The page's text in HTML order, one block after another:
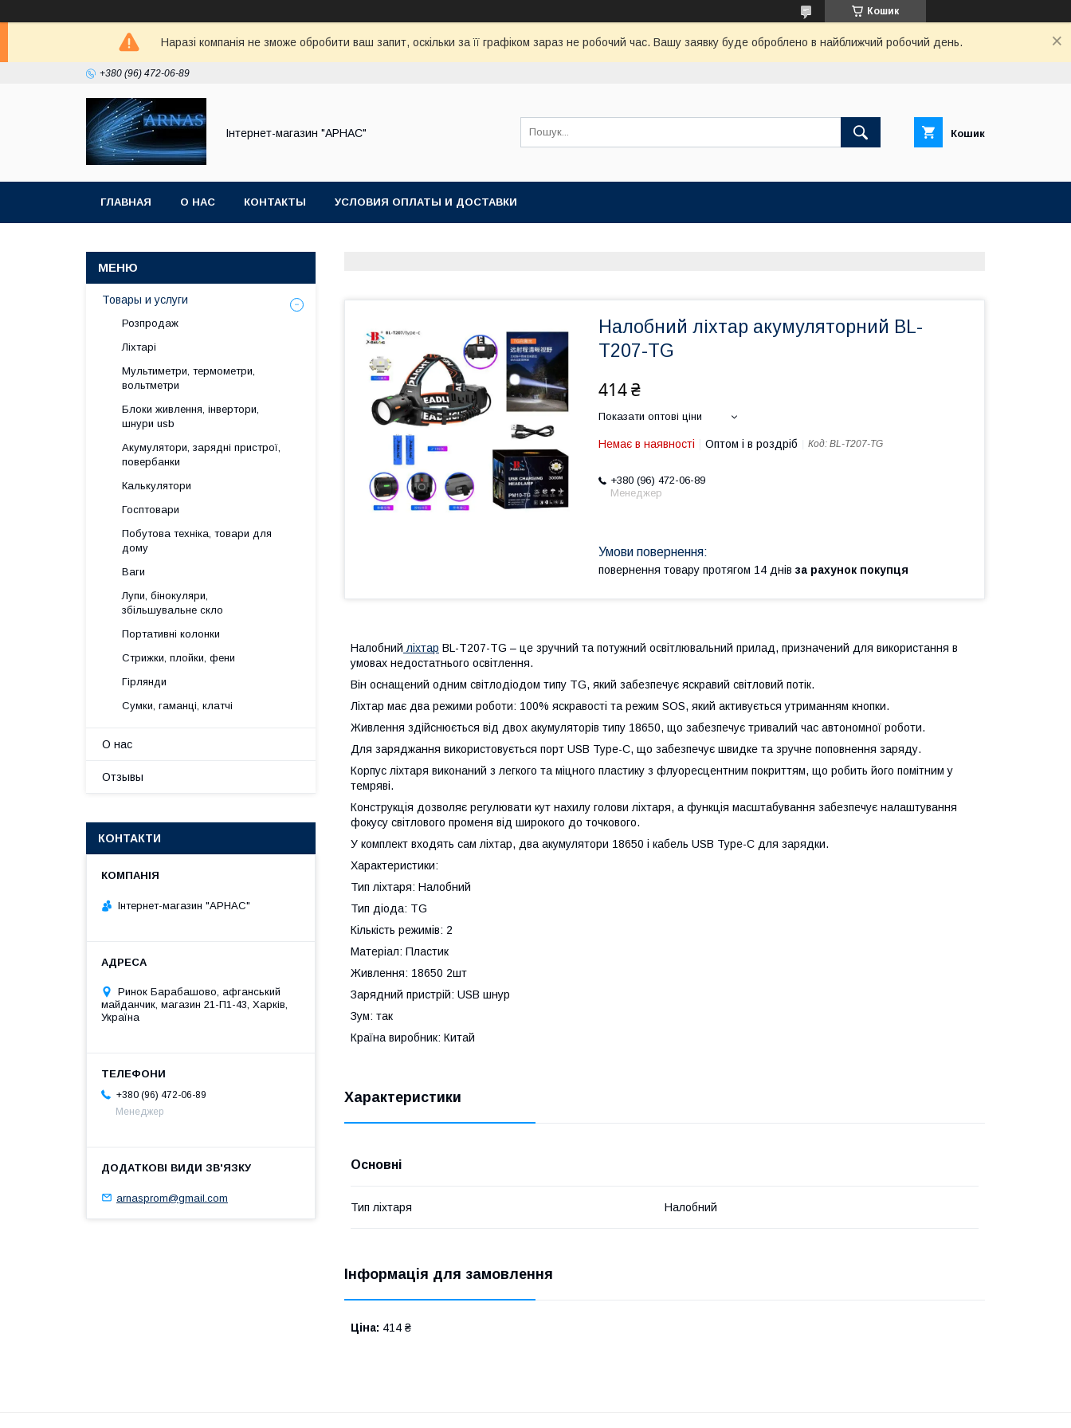
Кошик
Наразі компанія не зможе обробити ваш запит, оскільки за її графіком зараз не робочий час. Вашу заявку буде оброблено в найближчий робочий день.
+380 (96) 472-06-89
Інтернет-магазин "АРНАС" Кошик
ГЛАВНАЯ О НАС КОНТАКТЫ УСЛОВИЯ ОПЛАТЫ И ДОСТАВКИ
Налобний ліхтар акумуляторний BL-
T207-TG
414 ₴
Показати оптові ціни
Немає в наявності Оптом і в роздріб Код: BL-T207-TG
+380 (96) 472-06-89
Менеджер
повернення товару протягом 14 днів за рахунок покупця
Налобний ліхтар BL-T207-TG – це зручний та потужний освітлювальний прилад, призначений для використання в
умовах недостатнього освітлення.
Він оснащений одним світлодіодом типу TG, який забезпечує яскравий світловий потік.
Ліхтар має два режими роботи: 100% яскравості та режим SOS, який активується утриманням кнопки.
Живлення здійснюється від двох акумуляторів типу 18650, що забезпечує тривалий час автономної роботи.
Для заряджання використовується порт USB Type-C, що забезпечує швидке та зручне поповнення заряду.
Корпус ліхтаря виконаний з легкого та міцного пластику з флуоресцентним покриттям, що робить його помітним у
темряві.
Конструкція дозволяє регулювати кут нахилу голови ліхтаря, а функція масштабування забезпечує налаштування
фокусу світлового променя від широкого до точкового.
У комплект входять сам ліхтар, два акумулятори 18650 і кабель USB Type-C для зарядки.
Характеристики:
Тип ліхтаря: Налобний
Тип діода: TG
Кількість режимів: 2
Матеріал: Пластик
Живлення: 18650 2шт
Зарядний пристрій: USB шнур
Зум: так
Країна виробник: Китай
Характеристики
Основні
Тип ліхтаря Налобний
Інформація для замовлення
Ціна: 414 ₴
Товары и услуги
Розпродаж
Ліхтарі
Мультиметри, термометри,
вольтметри
Блоки живлення, інвертори,
шнури usb
Акумулятори, зарядні пристрої,
повербанки
Калькулятори
Госптовари
Побутова техніка, товари для
дому
Ваги
Лупи, бінокуляри,
збільшувальне скло
Портативні колонки
Стрижки, плойки, фени
Гірлянди
Сумки, гаманці, клатчі
О нас
Отзывы
КОНТАКТИ
Інтернет-магазин "АРНАС"
Ринок Барабашово, афганський
майданчик, магазин 21-П1-43, Харків,
Україна
+380 (96) 472-06-89
Менеджер
arnasprom@gmail.com